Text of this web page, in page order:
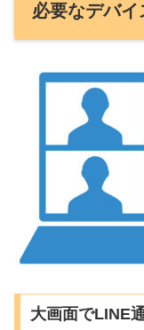
必要なデバ
大画面でLINE